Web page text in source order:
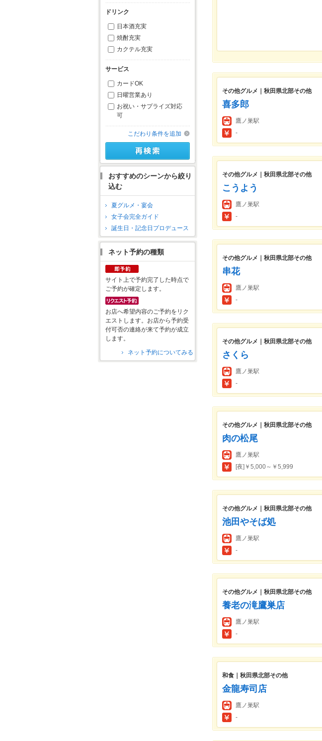
ドリンク
日本酒充実
焼酎充実
カクテル充実
サービス
カードOK
日曜営業あり
お祝い・サプライズ対応
可
こだわり条件を追加
おすすめのシーンから絞り
込む
夏グルメ・宴会
女子会完全ガイド
誕生日・記念日プロデュース
ネット予約の種類
サイト上で予約完了した時点で
ご予約が確定します。
お店へ希望内容のご予約をリク
エストします。お店から予約受
付可否の連絡が来て予約が成立
します。
ネット予約についてみる
その他グルメ｜秋田県北部その他
喜多郎
鷹ノ巣駅
-
その他グルメ｜秋田県北部その他
こうよう
鷹ノ巣駅
-
その他グルメ｜秋田県北部その他
串花
鷹ノ巣駅
-
その他グルメ｜秋田県北部その他
さくら
鷹ノ巣駅
-
その他グルメ｜秋田県北部その他
肉の松尾
鷹ノ巣駅
[夜]￥5,000～￥5,999
その他グルメ｜秋田県北部その他
池田やそば処
鷹ノ巣駅
-
その他グルメ｜秋田県北部その他
養老の滝鷹巣店
鷹ノ巣駅
-
和食｜秋田県北部その他
金龍寿司店
鷹ノ巣駅
-